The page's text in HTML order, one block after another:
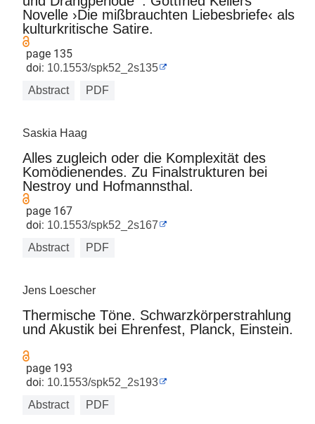
Novelle ›Die mißbrauchten Liebesbriefe‹ als
kulturkritische Satire.
page 135
doi: 10.1553/spk52_2s135
Abstract
PDF
Saskia Haag
Alles zugleich oder die Komplexität des
Komödienendes. Zu Finalstrukturen bei
Nestroy und Hofmannsthal.
page 167
doi: 10.1553/spk52_2s167
Abstract
PDF
Jens Loescher
Thermische Töne. Schwarzkörperstrahlung
und Akustik bei Ehrenfest, Planck, Einstein.
page 193
doi: 10.1553/spk52_2s193
Abstract
PDF